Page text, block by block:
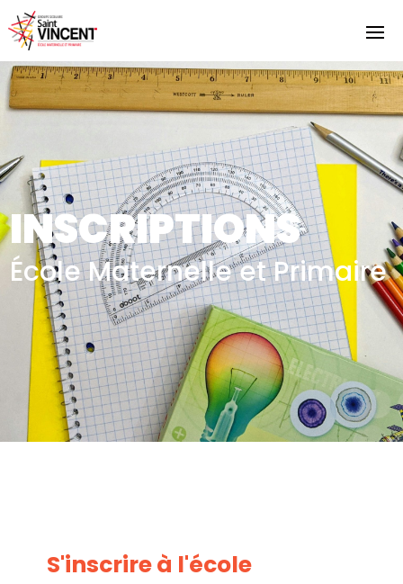
INSCRIPTIONS
École Maternelle et Primaire
S'inscrire à l'école